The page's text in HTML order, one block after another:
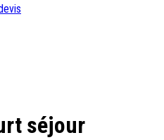
douceur Atlantique
Acacia Marina
séjour